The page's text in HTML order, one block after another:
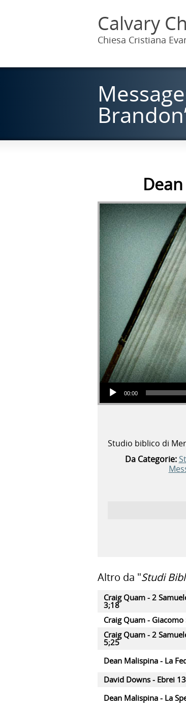
Calvary
Chiesa Cristiana
Audio Player
00:00
Studio biblico di
Da Categorie:
Altro da "Studi
Craig Quam - 2
3;18
Craig Quam - Giacomo
Craig Quam - 2
5;25
Dean Malispina - La
David Downs - Ebrei
Dean Malispina - La